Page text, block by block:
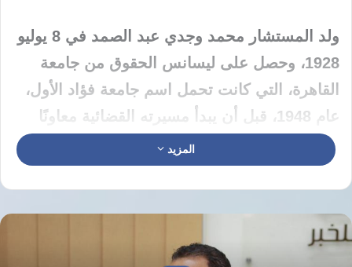
ولد المستشار محمد وجدي عبد الصمد في 8 يوليو
1928، وحصل على ليسانس الحقوق من جامعة
القاهرة، التي كانت تحمل اسم جامعة فؤاد الأول،
عام 1948، قبل أن يبدأ مسيرته القضائية معاونًا
للنيابة العامة عقب تخرجه.
وتدرج عبد الصمد في المناصب القضائية، حيث
عمل وكيلًا للنائب العام عام 1954، ثم رئيسًا
المزيد